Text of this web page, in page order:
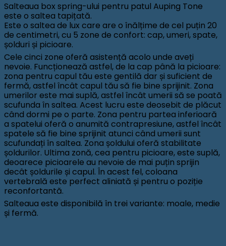
Salteaua box spring-ului pentru patul Auping Tone
este o saltea tapițată.
Este o saltea de lux care are o înălțime de cel puțin 20
de centimetri, cu 5 zone de confort: cap, umeri, spate,
șolduri și picioare.
Cele cinci zone oferă asistență acolo unde aveți
nevoie. Funcționează astfel, de la cap până la picioare:
zona pentru capul tău este gentilă dar și suficient de
fermă, astfel încât capul tău să fie bine sprijinit. Zona
umerilor este mai suplă, astfel încât umerii să se poată
scufunda în saltea. Acest lucru este deosebit de plăcut
când dormi pe o parte. Zona pentru partea inferioară
a spatelui oferă o anumită contrapresiune, astfel încât
spatele să fie bine sprijinit atunci când umerii sunt
scufundați în saltea. Zona șoldului oferă stabilitate
șoldurilor. Ultima zonă, cea pentru picioare, este suplă,
deoarece picioarele au nevoie de mai puțin sprijin
decât șoldurile și capul. În acest fel, coloana
vertebrală este perfect aliniată și pentru o poziție
reconfortantă.
Salteaua este disponibilă în trei variante: moale, medie
și fermă.